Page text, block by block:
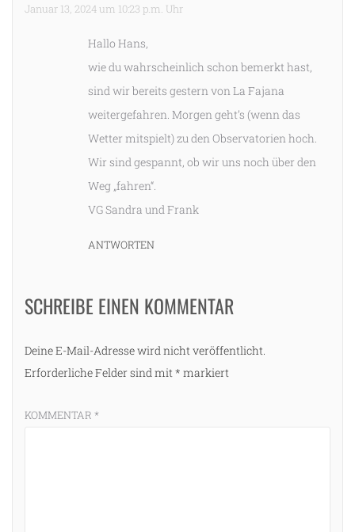
Januar 13, 2024 um 10:23 p.m. Uhr
Hallo Hans,
wie du wahrscheinlich schon bemerkt hast,
sind wir bereits gestern von La Fajana
weitergefahren. Morgen geht’s (wenn das
Wetter mitspielt) zu den Observatorien hoch.
Wir sind gespannt, ob wir uns noch über den
Weg „fahren“.
VG Sandra und Frank
ANTWORTEN
SCHREIBE EINEN KOMMENTAR
Deine E-Mail-Adresse wird nicht veröffentlicht.
Erforderliche Felder sind mit * markiert
KOMMENTAR *